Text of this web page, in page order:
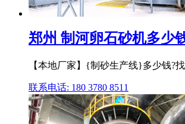
郑州 制河卵石砂机多少
【本地厂家】{制砂生产线}多少钱?
联系电话: 180 3780 8511